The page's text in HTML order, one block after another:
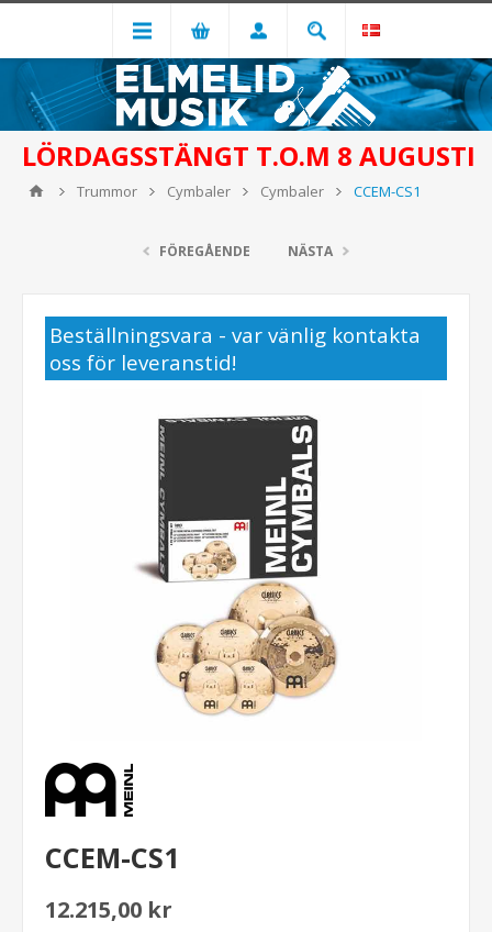
LÖRDAGSSTÄNGT T.O.M 8 AUGUSTI
Trummor Cymbaler Cymbaler CCEM-CS1
FÖREGÅENDE NÄSTA
Beställningsvara - var vänlig kontakta
oss för leveranstid!
CCEM-CS1
12.215,00 kr